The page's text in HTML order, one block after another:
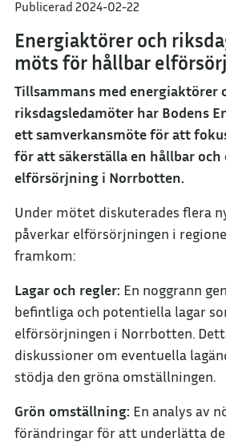
Publicerad 2024-02-22
Energiaktörer och
möts för hållbar
Tillsammans med energiaktörer
riksdagsledamöter har Bodens
ett samverkansmöte för att
för att säkerställa en hållbar
elförsörjning i Norrbotten.
Under mötet diskuterades flera
påverkar elförsörjningen i
framkom:
Lagar och regler: En noggrann
befintliga och potentiella lagar
elförsörjningen i Norrbotten.
diskussioner om eventuella
stödja den gröna omställningen.
Grön omställning: En analys av
förändringar för att underlätta